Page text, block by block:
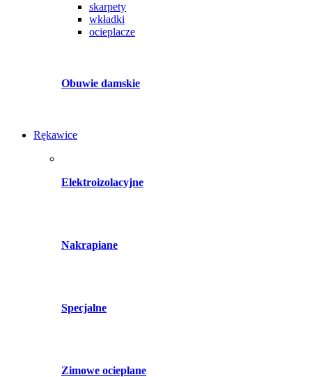
skarpety
wkładki
ocieplacze
Obuwie damskie
Rękawice
Elektroizolacyjne
Nakrapiane
Specjalne
Zimowe ocieplane